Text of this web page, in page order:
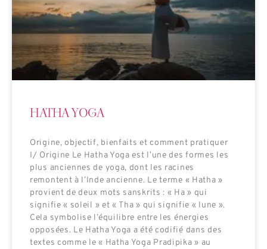
HATHA YOGA
Origine, objectif, bienfaits et comment pratiquer
I/ Origine Le Hatha Yoga est l’une des formes les
plus anciennes de yoga, dont les racines
remontent à l’Inde ancienne. Le terme « Hatha »
provient de deux mots sanskrits : « Ha » qui
signifie « soleil » et « Tha » qui signifie « lune ».
Cela symbolise l’équilibre entre les énergies
opposées. Le Hatha Yoga a été codifié dans des
textes comme le « Hatha Yoga Pradipika » au